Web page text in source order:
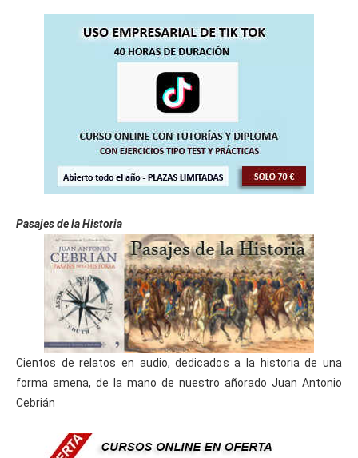
Pasajes de la Historia
Cientos de relatos en audio, dedicados a la historia de una
forma amena, de la mano de nuestro añorado Juan Antonio
Cebrián